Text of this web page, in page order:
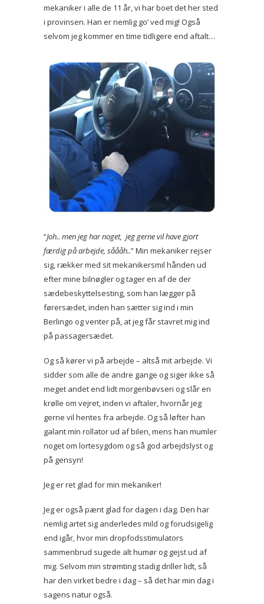
mekaniker i alle de 11 år, vi har boet det her sted
i provinsen. Han er nemlig go’ ved mig! Også
selvom jeg kommer en time tidligere end aftalt…
“Joh.. men jeg har noget, jeg gerne vil have gjort
færdig på arbejde, såååh..” Min mekaniker rejser
sig, rækker med sit mekanikersmil hånden ud
efter mine bilnøgler og tager en af de der
sædebeskyttelsesting, som han lægger på
førersædet, inden han sætter sig ind i min
Berlingo og venter på, at jeg får stavret mig ind
på passagersædet.
Og så kører vi på arbejde – altså mit arbejde. Vi
sidder som alle de andre gange og siger ikke så
meget andet end lidt morgenbøvseri og slår en
krølle om vejret, inden vi aftaler, hvornår jeg
gerne vil hentes fra arbejde. Og så løfter han
galant min rollator ud af bilen, mens han mumler
noget om lortesygdom og så god arbejdslyst og
på gensyn!
Jeg er ret glad for min mekaniker!
Jeg er også pænt glad for dagen i dag. Den har
nemlig artet sig anderledes mild og forudsigelig
end igår, hvor min dropfodsstimulators
sammenbrud sugede alt humør og gejst ud af
mig. Selvom min strømting stadig driller lidt, så
har den virket bedre i dag – så det har min dag i
sagens natur også.